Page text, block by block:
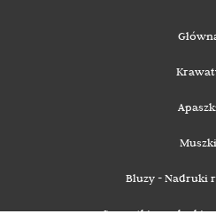
Muszki
Bluzy - Nadruki